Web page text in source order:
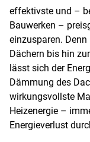
effektivste und –
Bauwerken –
einzusparen.
Dächern bis hin
lässt sich der
Dämmung des
wirkungsvollste
Heizenergie –
Energieverlust